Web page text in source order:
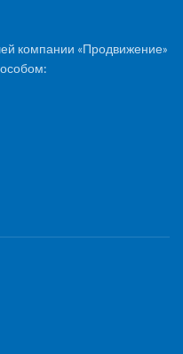
компании «Продвижение»